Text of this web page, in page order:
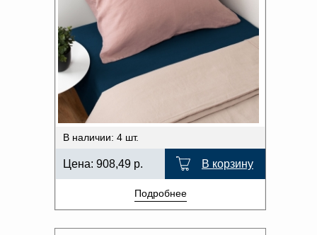
В наличии: 4 шт.
Цена: 908,49 р. В корзину
Подробнее